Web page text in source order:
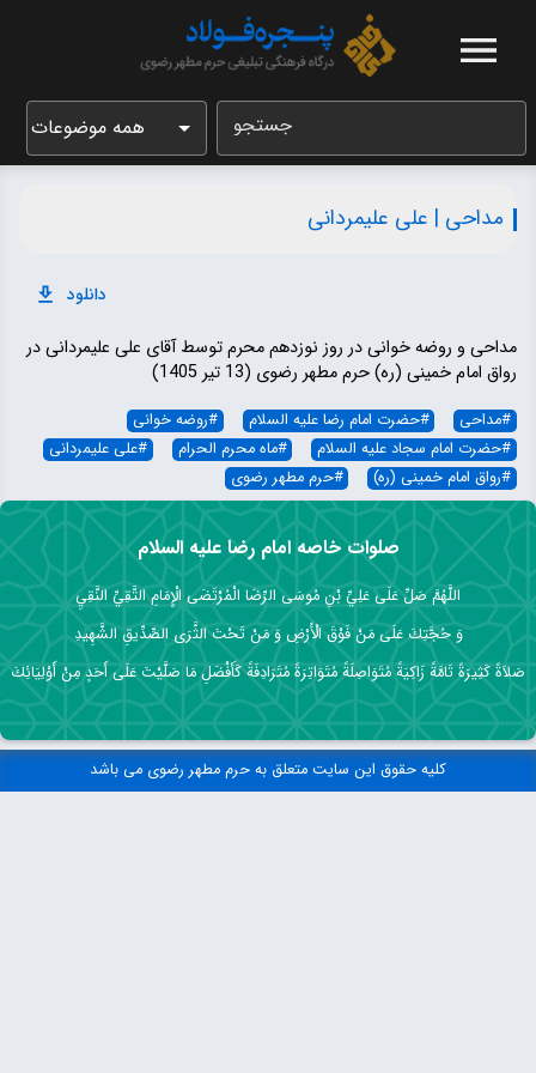
جستجو همه موضوعات
مداحی | علی علیمردانی
دانلود
مداحی و روضه خوانی در روز نوزدهم محرم توسط آقای علی علیمردانی در
رواق امام خمینی (ره) حرم مطهر رضوی (13 تیر 1405)
#مداحی #حضرت امام رضا علیه السلام #روضه خوانی
#حضرت امام سجاد علیه السلام #ماه محرم الحرام #علی علیمردانی
#رواق امام خمینی (ره) #حرم مطهر رضوی
صلوات خاصه امام رضا علیه السلام
اللَّهُمَّ صَلِّ عَلَى عَلِيِّ بْنِ مُوسَى الرِّضَا الْمُرْتَضَى الْإِمَامِ التَّقِيِّ النَّقِيِ
وَ حُجَّتِكَ عَلَى مَنْ فَوْقَ الْأَرْضِ وَ مَنْ تَحْتَ الثَّرَى الصِّدِّيقِ الشَّهِيدِ
صَلاَةً كَثِيرَةً تَامَّةً زَاكِيَةً مُتَوَاصِلَةً مُتَوَاتِرَةً مُتَرَادِفَةً كَأَفْضَلِ مَا صَلَّيْتَ عَلَى أَحَدٍ مِنْ أَوْلِيَائِكَ
کلیه حقوق این سایت متعلق به حرم مطهر رضوی می باشد